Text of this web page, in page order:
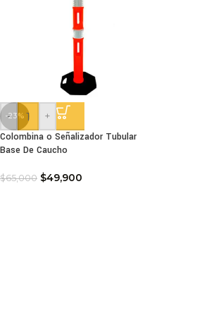
-23%
-
+
Colombina o Señalizador Tubular
Base De Caucho
$65,000 $49,900